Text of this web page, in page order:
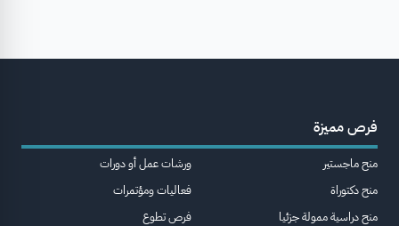
فرص مميزة
منح ماجستير
منح دكتوراة
منح دراسية ممولة جزئيا
ورشات عمل أو دورات
فعاليات ومؤتمرات
فرص تطوع